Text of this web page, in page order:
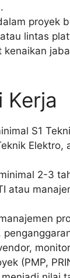
proyek
lintas
kenaikan
Kerja
S1
Elektro,
2-3
atau
(PMP,